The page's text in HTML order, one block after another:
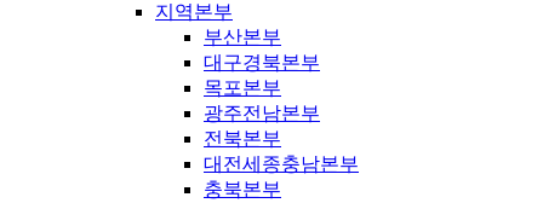
지역본부
부산본부
대구경북본부
목포본부
광주전남본부
전북본부
대전세종충남본부
충북본부